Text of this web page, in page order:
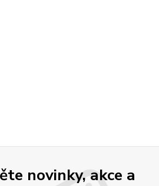
novinky, akce a